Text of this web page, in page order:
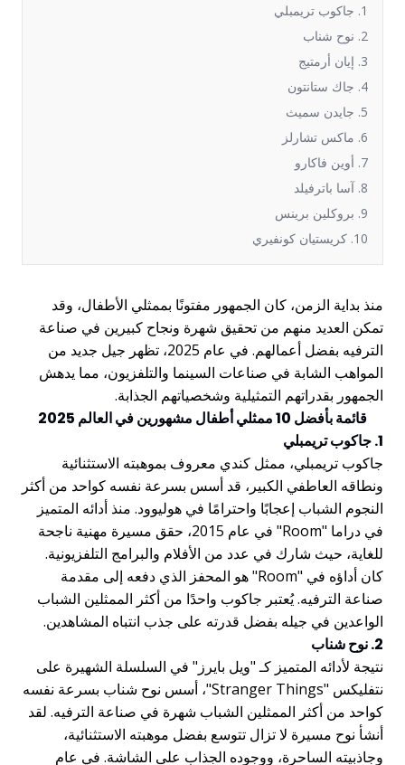
1. جاكوب تريمبلي
2. نوح شناب
3. إيان أرمتيج
4. جاك ستانتون
5. جايدن سميث
6. ماكس تشارلز
7. أوين فاكارو
8. آسا باترفيلد
9. بروكلين برينس
10. كريستيان كونفيري
منذ بداية الزمن، كان الجمهور مفتونًا بممثلي الأطفال، وقد
تمكن العديد منهم من تحقيق شهرة ونجاح كبيرين في صناعة
الترفيه بفضل أعمالهم. في عام 2025، تظهر جيل جديد من
المواهب الشابة في صناعات السينما والتلفزيون، مما يدهش
الجمهور بقدراتهم التمثيلية وشخصياتهم الجذابة.
قائمة بأفضل 10 ممثلي أطفال مشهورين في العالم 2025
1. جاكوب تريمبلي
جاكوب تريمبلي، ممثل كندي معروف بموهبته الاستثنائية
ونطاقه العاطفي الكبير، قد أسس بسرعة نفسه كواحد من أكثر
النجوم الشباب إعجابًا واحترامًا في هوليوود. منذ أدائه المتميز
في دراما "Room" في عام 2015، حقق مسيرة مهنية ناجحة
للغاية، حيث شارك في عدد من الأفلام والبرامج التلفزيونية.
كان أداؤه في "Room" هو المحفز الذي دفعه إلى مقدمة
صناعة الترفيه. يُعتبر جاكوب واحدًا من أكثر الممثلين الشباب
الواعدين في جيله بفضل قدرته على جذب انتباه المشاهدين.
2. نوح شناب
نتيجة لأدائه المتميز كـ "ويل بايرز" في السلسلة الشهيرة على
نتفليكس "Stranger Things"، أسس نوح شناب بسرعة نفسه
كواحد من أكثر الممثلين الشباب شهرة في صناعة الترفيه. لقد
أنشأ نوح مسيرة لا تزال تتوسع بفضل موهبته الاستثنائية،
وجاذبيته الساحرة، ووجوده الجذاب على الشاشة. في عام